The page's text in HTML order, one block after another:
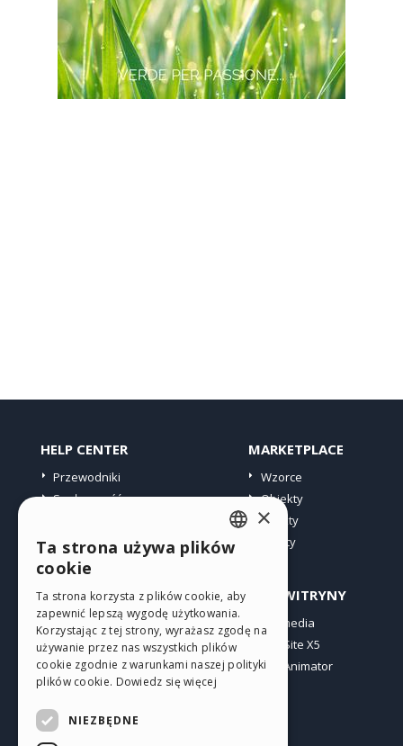
HELP CENTER
Przewodniki
Społeczność
MARKETPLACE
Wzorce
Obiekty
Punkty
Oferty
PROFIL
Moje wpisy
Moje licencje
Pobieranie
Web hosting
INNE WITRYNY
Incomedia
WebSite X5
WebAnimator
ENGLISH
GERMAN
SPANISH
PORTUGUESE
×
Ta strona używa plików
cookie
Ta strona korzysta z plików cookie, aby
zapewnić lepszą wygodę użytkowania.
Korzystając z tej strony, wyrażasz zgodę na
używanie przez nas wszystkich plików
cookie zgodnie z warunkami naszej polityki
plików cookie. Dowiedz się więcej
NIEZBĘDNE